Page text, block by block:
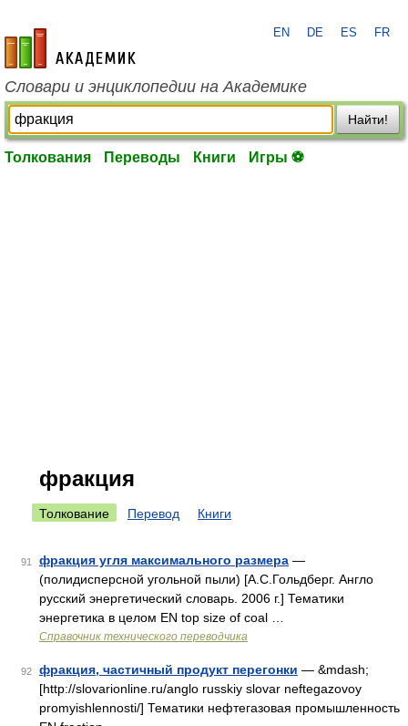
academic.ru
EN DE ES FR
Словари и энциклопедии на Академике
Найти!
Толкования Переводы Книги Игры ⚽
фракция
Толкование Перевод Книги
91 фракция угля максимального размера —
(полидисперсной угольной пыли) [А.С.Гольдберг. Англо
русский энергетический словарь. 2006 г.] Тематики
энергетика в целом EN top size of coal …
Справочник технического переводчика
92 фракция, частичный продукт перегонки — &mdash;
[http://slovarionline.ru/anglo russkiy slovar neftegazovoy
promyishlennosti/] Тематики нефтегазовая промышленность